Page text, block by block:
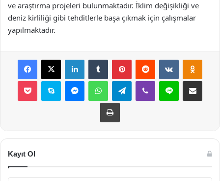
ve araştırma projeleri bulunmaktadır. İklim değişikliği ve
deniz kirliliği gibi tehditlerle başa çıkmak için çalışmalar
yapılmaktadır.
Facebook
X LinkedInTumblr PinterestReddit VKontakte
Pocket Skype MessengerWhatsAppTelegramViber Line E-Posta ile
Yazdır
Kayıt Ol